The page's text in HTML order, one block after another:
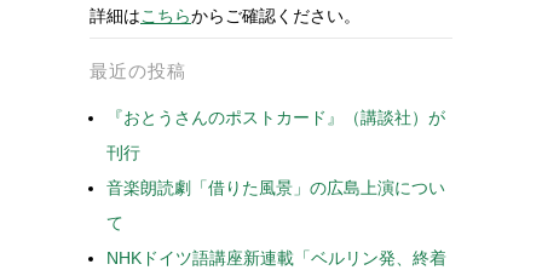
詳細はこちらからご確認ください。
最近の投稿
『おとうさんのポストカード』（講談社）が
刊行
音楽朗読劇「借りた風景」の広島上演につい
て
NHKドイツ語講座新連載「ベルリン発、終着